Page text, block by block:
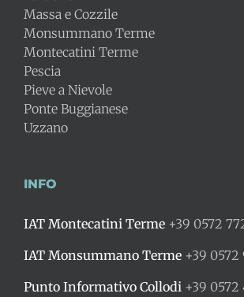
Massa e Cozzile
Monsummano Terme
Montecatini Terme
Pescia
Pieve a Nievole
Ponte Buggianese
Uzzano
INFO
IAT Montecatini Terme +39 0572
IAT Monsummano Terme +39 0572
Punto Informativo Collodi +39